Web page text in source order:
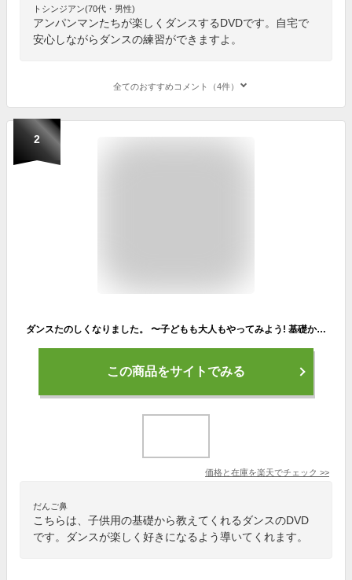
トシンジアン(70代・男性)
アンパンマンたちが楽しくダンスするDVDです。自宅で
安心しながらダンスの練習ができますよ。
全てのおすすめコメント（4件）
2
ダンスたのしくなりました。 〜子どもも大人もやってみよう! 基礎からフォーメーションダンスまで!〜[DVD] / キッズ
この商品をサイトでみる
価格と在庫を楽天でチェック >>
だんご鼻
こちらは、子供用の基礎から教えてくれるダンスのDVD
です。ダンスが楽しく好きになるよう導いてくれます。